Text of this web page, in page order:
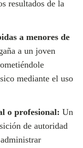
resultados de la
a menores de
a un joven
mediante el uso
o profesional: Un
de autoridad